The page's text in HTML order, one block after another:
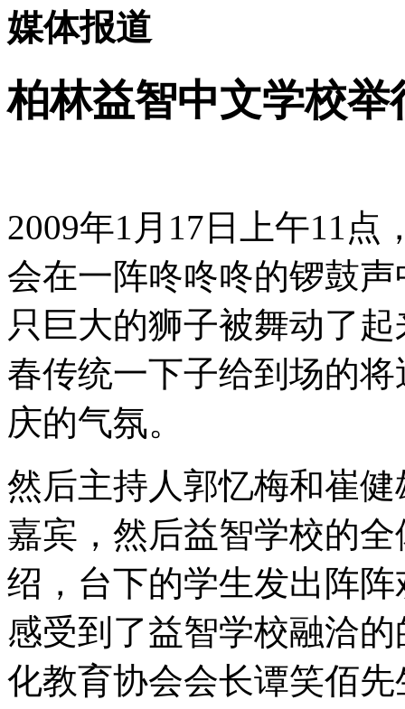
媒体报道
柏林益智中文学校举
2009年1月17日上午11
会在一阵咚咚咚的锣鼓
只巨大的狮子被舞动了
春传统一下子给到场的
庆的气氛。
然后主持人郭忆梅和崔
嘉宾，然后益智学校的
绍，台下的学生发出阵
感受到了益智学校融洽
化教育协会会长谭笑佰